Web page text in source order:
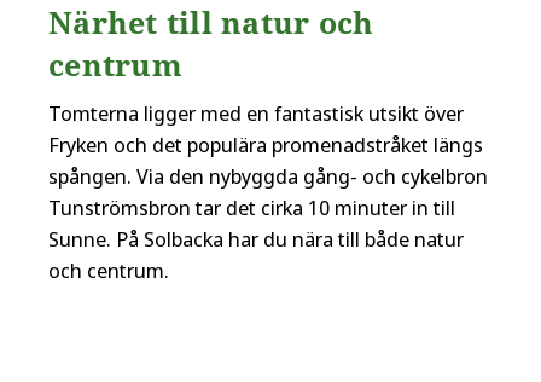
Närhet till natur och
centrum
Tomterna ligger med en fantastisk utsikt över
Fryken och det populära promenadstråket längs
spången. Via den nybyggda gång- och cykelbron
Tunströmsbron tar det cirka 10 minuter in till
Sunne. På Solbacka har du nära till både natur
och centrum.